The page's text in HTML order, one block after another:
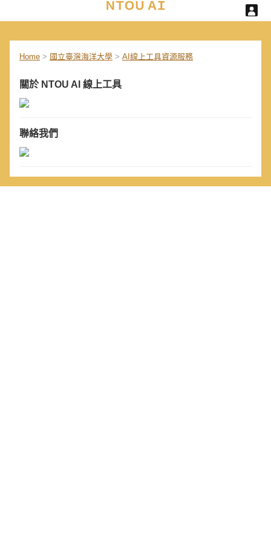
Home > 國立臺灣海洋大學 > AI線上工具資源服務
關於 NTOU AI 線上工具
聯絡我們